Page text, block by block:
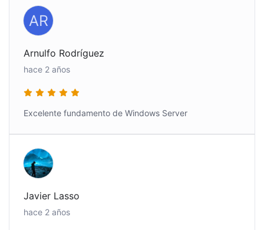
AR
Arnulfo Rodríguez
hace 2 años
Excelente fundamento de Windows Server
Javier Lasso
hace 2 años